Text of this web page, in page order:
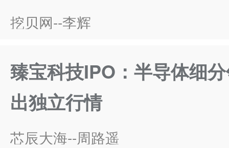
挖贝网--李辉
臻宝科技IPO：半导体细
出独立行情
芯辰大海--周路遥